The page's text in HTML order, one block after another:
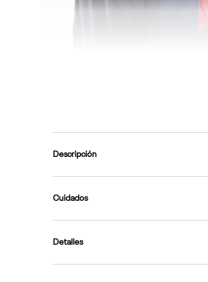
Descripción
Cuidados
Detalles